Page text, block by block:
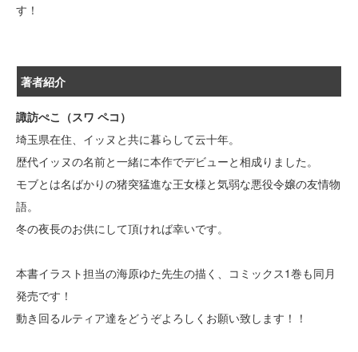
す！
著者紹介
諏訪ぺこ（スワ ペコ）
埼玉県在住、イッヌと共に暮らして云十年。
歴代イッヌの名前と一緒に本作でデビューと相成りました。
モブとは名ばかりの猪突猛進な王女様と気弱な悪役令嬢の友情物
語。
冬の夜長のお供にして頂ければ幸いです。
本書イラスト担当の海原ゆた先生の描く、コミックス1巻も同月
発売です！
動き回るルティア達をどうぞよろしくお願い致します！！